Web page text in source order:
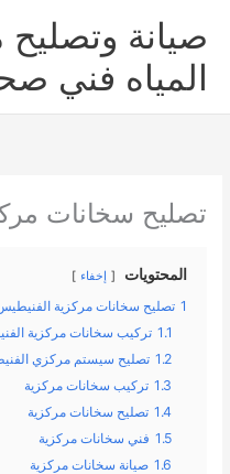
المحتوى
صيانة
المياه فني
تصليح سخانات
المحتويات إخفاء
1 تصليح سخانات مركزية
1.1 تركيب سخانات مركزية
1.2 تصليح سيستم مركزي
1.3 تركيب سخانات مركزية
1.4 تصليح سخانات مركزية
1.5 فني سخانات مركزية
1.6 صيانة سخانات مركزية